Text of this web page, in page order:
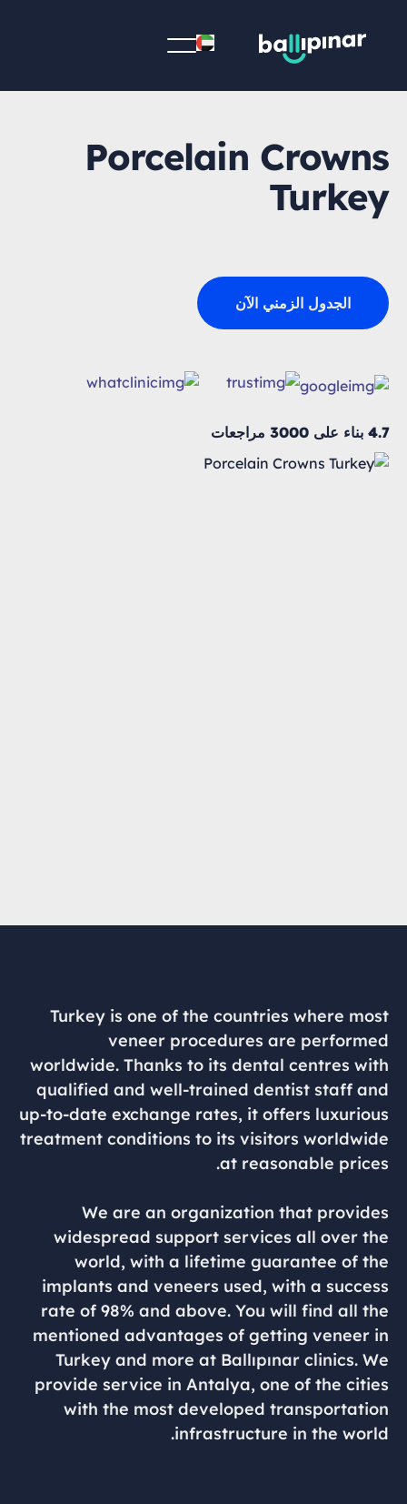
Porcelain Crowns
Turkey
الجدول الزمني الآن
4.7 بناء على 3000 مراجعات
Turkey is one of the countries where most
veneer procedures are performed
worldwide. Thanks to its dental centres with
qualified and well-trained dentist staff and
up-to-date exchange rates, it offers luxurious
treatment conditions to its visitors worldwide
at reasonable prices.
We are an organization that provides
widespread support services all over the
world, with a lifetime guarantee of the
implants and veneers used, with a success
rate of 98% and above. You will find all the
mentioned advantages of getting veneer in
Turkey and more at Ballıpınar clinics. We
provide service in Antalya, one of the cities
with the most developed transportation
infrastructure in the world.